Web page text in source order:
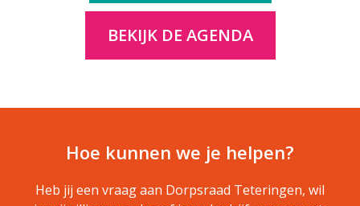
BEKIJK DE AGENDA
Hoe kunnen we je helpen?
Heb jij een vraag aan Dorpsraad Teteringen, wil